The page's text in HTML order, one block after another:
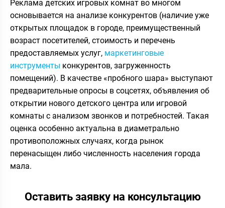
Реклама детских игровых комнат во многом
основывается на анализе конкурентов (наличие уже
открытых площадок в городе, преимущественный
возраст посетителей, стоимость и перечень
предоставляемых услуг, маркетинговые
инструменты конкурентов, загруженность
помещений). В качестве «пробного шара» выступают
предварительные опросы в соцсетях, объявления об
открытии нового детского центра или игровой
комнаты с анализом звонков и потребностей. Такая
оценка особенно актуальна в диаметрально
противоположных случаях, когда рынок
перенасыщен либо численность населения города
мала.
Оставить заявку на консультацию